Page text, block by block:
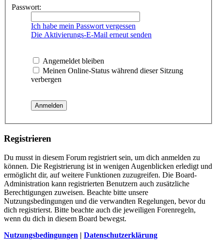
Passwort:
Ich habe mein Passwort vergessen
Die Aktivierungs-E-Mail erneut senden
Angemeldet bleiben
Meinen Online-Status während dieser Sitzung
verbergen
Registrieren
Du musst in diesem Forum registriert sein, um dich anmelden zu
können. Die Registrierung ist in wenigen Augenblicken erledigt und
ermöglicht dir, auf weitere Funktionen zuzugreifen. Die Board-
Administration kann registrierten Benutzern auch zusätzliche
Berechtigungen zuweisen. Beachte bitte unsere
Nutzungsbedingungen und die verwandten Regelungen, bevor du
dich registrierst. Bitte beachte auch die jeweiligen Forenregeln,
wenn du dich in diesem Board bewegst.
Nutzungsbedingungen | Datenschutzerklärung